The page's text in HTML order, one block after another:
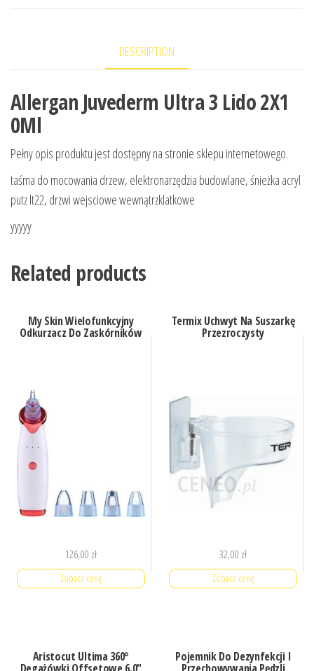
DESCRIPTION
Allergan Juvederm Ultra 3 Lido 2X1
0Ml
Pełny opis produktu jest dostępny na stronie sklepu internetowego.
taśma do mocowania drzew, elektronarzędzia budowlane, śnieżka acryl
putz lt22, drzwi wejsciowe wewnątrzklatkowe
yyyyy
Related products
My Skin Wielofunkcyjny
Odkurzacz Do Zaskórników
126,00 zł
Zobacz cenę
Termix Uchwyt Na Suszarkę
Przezroczysty
32,00 zł
Zobacz cenę
Aristocut Ultima 360° Pojemnik Do Dezynfekcji I